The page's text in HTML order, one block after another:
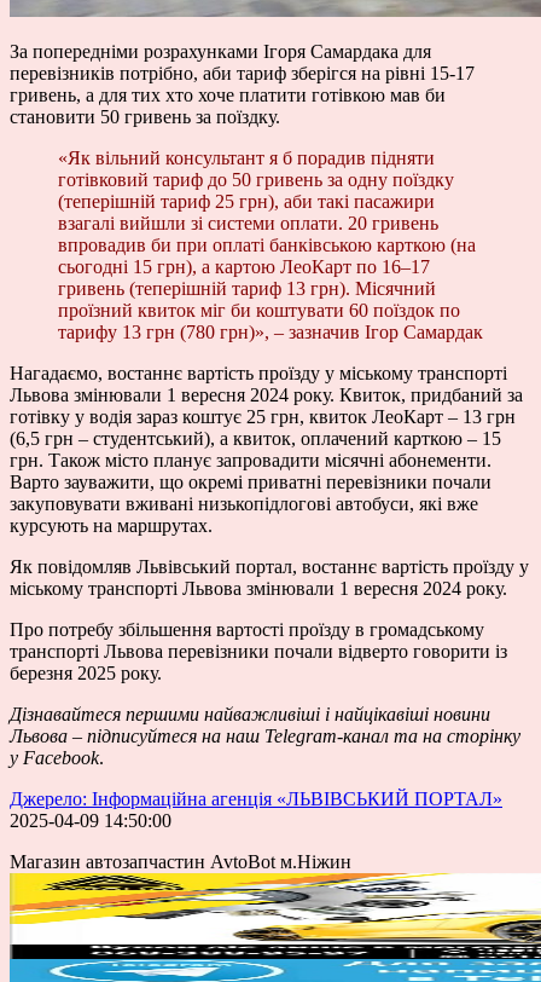
За попередніми розрахунками Ігоря Самардака для
перевізників потрібно, аби тариф зберігся на рівні 15-17
гривень, а для тих хто хоче платити готівкою мав би
становити 50 гривень за поїздку.
«Як вільний консультант я б порадив підняти
готівковий тариф до 50 гривень за одну поїздку
(теперішній тариф 25 грн), аби такі пасажири
взагалі вийшли зі системи оплати. 20 гривень
впровадив би при оплаті банківською карткою (на
сьогодні 15 грн), а картою ЛеоКарт по 16–17
гривень (теперішній тариф 13 грн). Місячний
проїзний квиток міг би коштувати 60 поїздок по
тарифу 13 грн (780 грн)», – зазначив Ігор Самардак
Нагадаємо, востаннє вартість проїзду у міському транспорті
Львова змінювали 1 вересня 2024 року. Квиток, придбаний за
готівку у водія зараз коштує 25 грн, квиток ЛеоКарт – 13 грн
(6,5 грн – студентський), а квиток, оплачений карткою – 15
грн. Також місто планує запровадити місячні абонементи.
Варто зауважити, що окремі приватні перевізники почали
закуповувати вживані низькопідлогові автобуси, які вже
курсують на маршрутах.
Як повідомляв Львівський портал, востаннє вартість проїзду у
міському транспорті Львова змінювали 1 вересня 2024 року.
Про потребу збільшення вартості проїзду в громадському
транспорті Львова перевізники почали відверто говорити із
березня 2025 року.
Дізнавайтеся першими найважливіші і найцікавіші новини
Львова – підписуйтеся на наш Telegram-канал та на сторінку
у Facebook.
Джерело: Інформаційна агенція «ЛЬВІВСЬКИЙ ПОРТАЛ»
2025-04-09 14:50:00
Магазин автозапчастин AvtoBot м.Ніжин